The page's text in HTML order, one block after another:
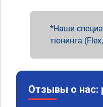
Наши
тюнинга
Отзывы о нас: